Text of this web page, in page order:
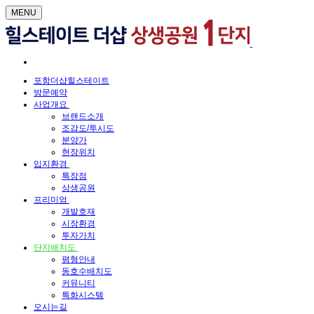
MENU
포항더샵힐스테이트
방문예약
사업개요
브랜드소개
조감도/투시도
분양가
현장위치
입지환경
특장점
상생공원
프리미엄
개발호재
시장환경
투자가치
단지배치도
평형안내
동호수배치도
커뮤니티
특화시스템
오시는길